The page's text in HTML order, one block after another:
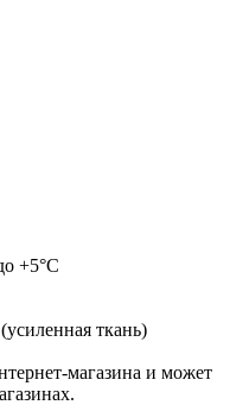
+5°С
ткань)
магазина и может